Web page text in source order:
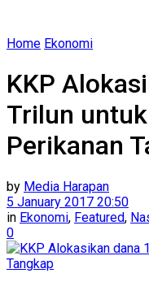
Home Ekonomi
KKP
Trilun
Perikanan
by Media Harapan
5 January 2017 20:50
in Ekonomi, Featured,
0